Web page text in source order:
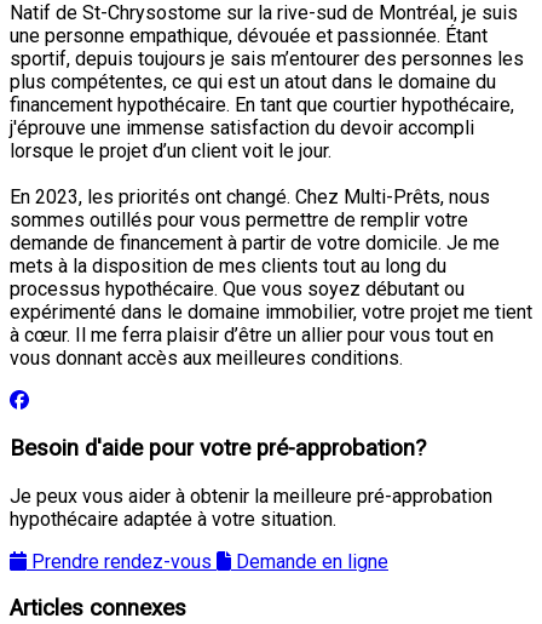
Natif de St-Chrysostome sur la rive-sud de Montréal, je suis
une personne empathique, dévouée et passionnée. Étant
sportif, depuis toujours je sais m’entourer des personnes les
plus compétentes, ce qui est un atout dans le domaine du
financement hypothécaire. En tant que courtier hypothécaire,
j'éprouve une immense satisfaction du devoir accompli
lorsque le projet d’un client voit le jour.
En 2023, les priorités ont changé. Chez Multi-Prêts, nous
sommes outillés pour vous permettre de remplir votre
demande de financement à partir de votre domicile. Je me
mets à la disposition de mes clients tout au long du
processus hypothécaire. Que vous soyez débutant ou
expérimenté dans le domaine immobilier, votre projet me tient
à cœur. Il me ferra plaisir d’être un allier pour vous tout en
vous donnant accès aux meilleures conditions.
Besoin d'aide pour votre pré-approbation?
Je peux vous aider à obtenir la meilleure pré-approbation
hypothécaire adaptée à votre situation.
Prendre rendez-vous
Demande en ligne
Articles connexes